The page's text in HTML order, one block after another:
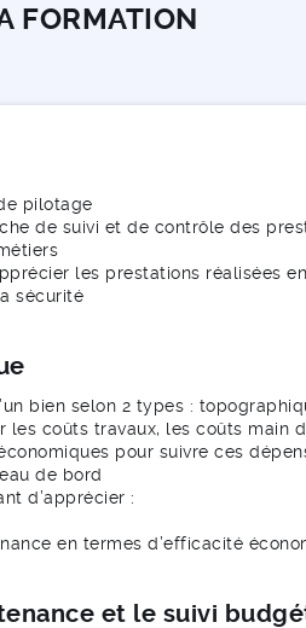
FORMATION
pilotage
de suivi et de contrôle des
les prestations réalisées
sécurité
bien selon 2 types :
les coûts travaux, les coûts main
pour suivre ces
de bord
d’apprécier :
en termes d’efficacité
et le suivi